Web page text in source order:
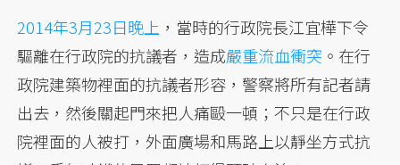
2014年3月23日晚上 ，當時的行政院長江宜樺下令
驅離在行政院的抗議者，造成嚴重流血衝突 。在行
政院建築物裡面的抗議者形容，警察將所有記者請
出去，然後關起門來把人痛毆一頓；不只是在行政
院裡面的人被打，外面廣場和馬路上以靜坐方式抗